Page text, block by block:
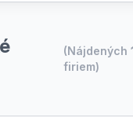
(Nájdených
firiem)